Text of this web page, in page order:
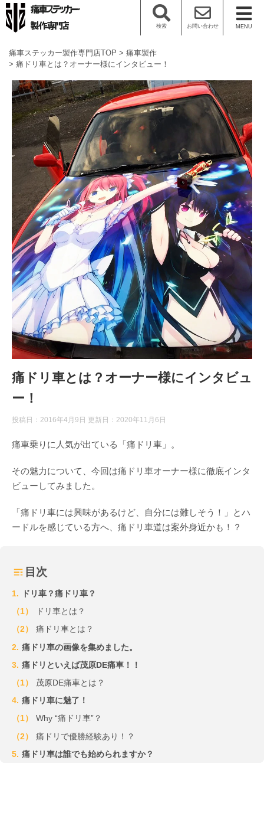
検索 お問い合わせ MENU
痛車ステッカー製作専門店TOP
痛車製作
痛ドリ車とは？オーナー様にインタビュー！
痛ドリ車とは？オーナー様にインタビュ
ー！
投稿日：2016年4月9日 更新日： 2020年11月6日
痛車乗りに人気が出ている「痛ドリ車」。
その魅力について、今回は痛ドリ車オーナー様に徹底インタ
ビューしてみました。
「痛ドリ車には興味があるけど、自分には難しそう！」とハ
ードルを感じている方へ、痛ドリ車道は案外身近かも！？
目次
ドリ車？痛ドリ車？
ドリ車とは？
痛ドリ車とは？
痛ドリ車の画像を集めました。
痛ドリといえば茂原DE痛車！！
茂原DE痛車とは？
痛ドリ車に魅了！
Why “痛ドリ車”？
痛ドリで優勝経験あり！？
痛ドリ車は誰でも始められますか？